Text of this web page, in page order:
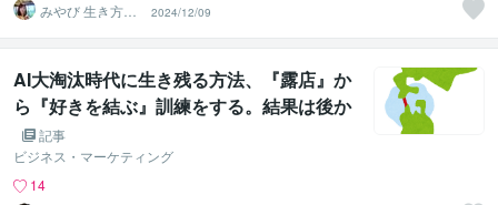
みやび 生き方デ
ザイナー
2024/12/09
AI大淘汰時代に生き残る方法、『露店』か
ら『好きを結ぶ』訓練をする。結果は後か
ら来る
記事
ビジネス・マーケティング
14